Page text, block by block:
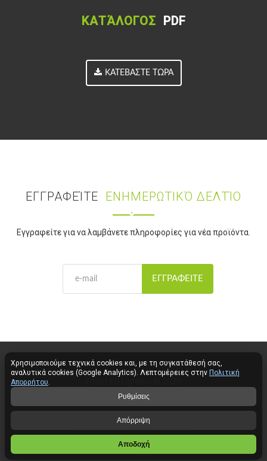
ΚΑΤΆΛΟΓΟΣ PDF
ΚΑΤΕΒΆΣΤΕ ΤΏΡΑ
ΕΓΓΡΑΦΕΊΤΕ ΕΝΗΜΕΡΩΤΙΚΌ ΔΕΛΤΊΟ
Εγγραφείτε για να λαμβάνετε πληροφορίες για νέα προϊόντα.
ΕΓΓΡΑΦΕΊΤΕ
Επικοινωνία
Braniborska 69, 53-680 Wrocław
Πολιτική Απορρήτου|Ρυθμίσεις cookies
Χρησιμοποιούμε τεχνικά cookies και, με τη συγκατάθεσή σας,
αναλυτικά cookies (Google Analytics). Λεπτομέρειες στην Πολιτική
Απορρήτου.
Ρυθμίσεις
Απόρριψη
Αποδοχή